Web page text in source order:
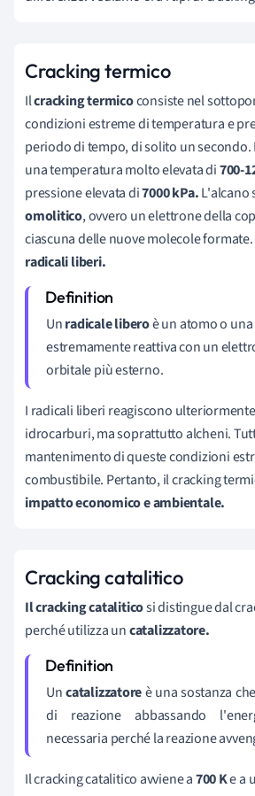
Cracking termico
Ilcracking termicoconsiste nel
condizioni estreme di temperatura e
periodo di tempo, di solito un secondo.
una temperatura molto elevata di700-
pressione elevata di7000 kPa.L'alcano
omolitico, ovvero un elettrone della
ciascuna delle nuove molecole
radicali liberi.
Unradicale liberoè un atomo o
estremamente reattiva con un
orbitale più esterno.
I radicali liberi reagiscono
idrocarburi, ma soprattutto alcheni.
mantenimento di queste condizioni
combustibile. Pertanto, il cracking
impatto economico e ambientale.
Cracking catalitico
Il cracking cataliticosi distingue dal
perché utilizza uncatalizzatore.
Uncatalizzatoreè una sostanza
di reazione abbassando
necessaria perché la reazione
Il cracking catalitico avviene a700 Ke a